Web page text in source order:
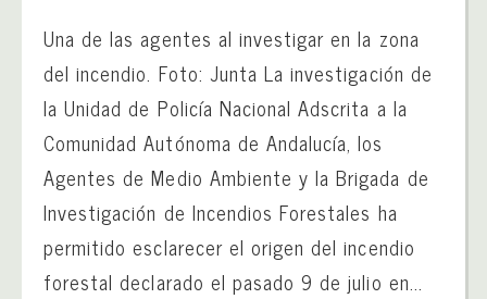
Una de las agentes al investigar en la zona
del incendio. Foto: Junta La investigación de
la Unidad de Policía Nacional Adscrita a la
Comunidad Autónoma de Andalucía, los
Agentes de Medio Ambiente y la Brigada de
Investigación de Incendios Forestales ha
permitido esclarecer el origen del incendio
forestal declarado el pasado 9 de julio en...